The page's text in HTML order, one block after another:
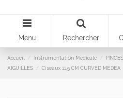
Menu Rechercher
Accueil Instrumentation Médicale
AIGUILLES
Ciseaux 11,5 CM CURVED MEDEA